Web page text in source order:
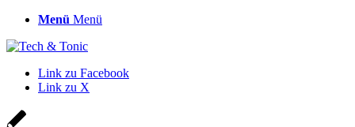
Menü Menü
Link zu Facebook
Link zu X